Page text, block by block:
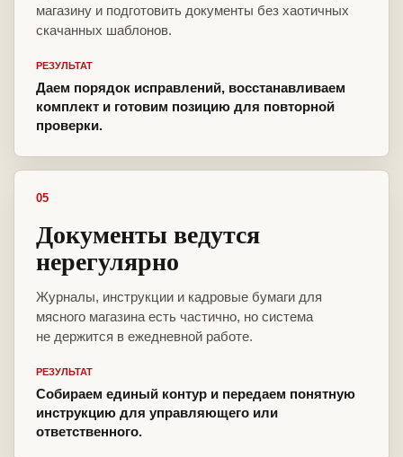
магазину и подготовить документы без хаотичных
скачанных шаблонов.
РЕЗУЛЬТАТ
Даем порядок исправлений, восстанавливаем
комплект и готовим позицию для повторной
проверки.
05
Документы ведутся
нерегулярно
Журналы, инструкции и кадровые бумаги для
мясного магазина есть частично, но система
не держится в ежедневной работе.
РЕЗУЛЬТАТ
Собираем единый контур и передаем понятную
инструкцию для управляющего или
ответственного.